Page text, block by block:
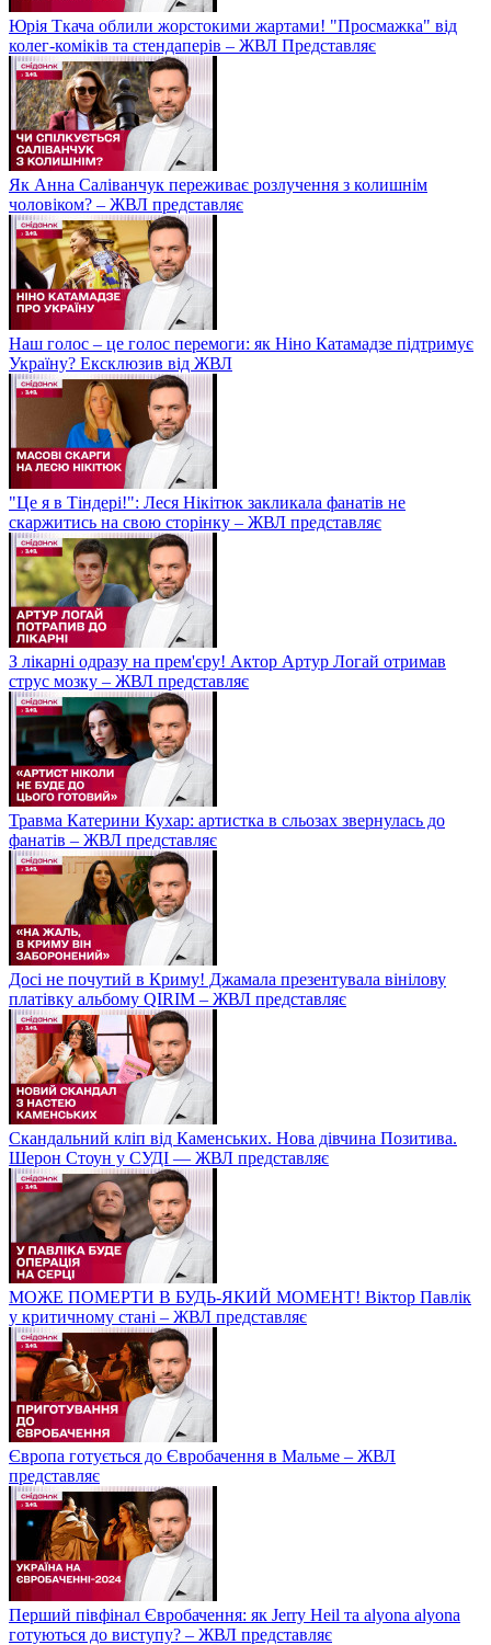
Юрія Ткача облили жорстокими жартами! "Просмажка" від
колег-коміків та стендаперів – ЖВЛ Представляє
Як Анна Саліванчук переживає розлучення з колишнім
чоловіком? – ЖВЛ представляє
Наш голос – це голос перемоги: як Ніно Катамадзе підтримує
Україну? Ексклюзив від ЖВЛ
"Це я в Тіндері!": Леся Нікітюк закликала фанатів не
скаржитись на свою сторінку – ЖВЛ представляє
З лікарні одразу на прем'єру! Актор Артур Логай отримав
струс мозку – ЖВЛ представляє
Травма Катерини Кухар: артистка в сльозах звернулась до
фанатів – ЖВЛ представляє
Досі не почутий в Криму! Джамала презентувала вінілову
платівку альбому QIRIM – ЖВЛ представляє
Скандальний кліп від Каменських. Нова дівчина Позитива.
Шерон Стоун у СУДІ — ЖВЛ представляє
МОЖЕ ПОМЕРТИ В БУДЬ-ЯКИЙ МОМЕНТ! Віктор Павлік
у критичному стані – ЖВЛ представляє
Європа готується до Євробачення в Мальме – ЖВЛ
представляє
Перший півфінал Євробачення: як Jerry Heil та alyona alyona
готуються до виступу? – ЖВЛ представляє